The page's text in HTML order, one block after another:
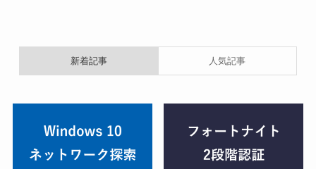
新着記事 人気記事